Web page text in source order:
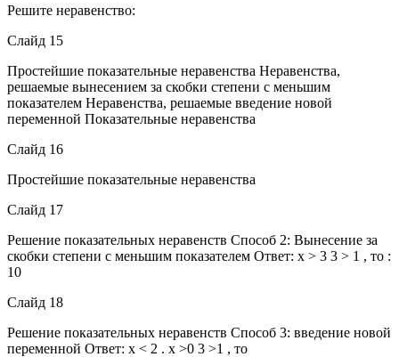
Решите неравенство:
Слайд 15
Простейшие показательные неравенства Неравенства,
решаемые вынесением за скобки степени с меньшим
показателем Неравенства, решаемые введение новой
переменной Показательные неравенства
Слайд 16
Простейшие показательные неравенства
Слайд 17
Решение показательных неравенств Способ 2: Вынесение за
скобки степени с меньшим показателем Ответ: х > 3 3 > 1 , то :
10
Слайд 18
Решение показательных неравенств Способ 3: введение новой
переменной Ответ: х < 2 . х >0 3 >1 , то